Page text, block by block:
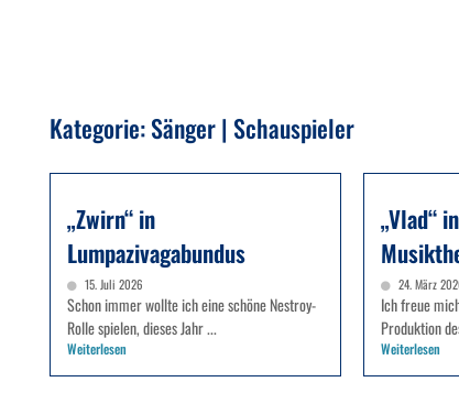
Kategorie: Sänger | Schauspieler
„Zwirn“ in
Lumpazivagabundus
15. Juli 2026
Schon immer wollte ich eine schöne Nestroy-
Rolle spielen, dieses Jahr ...
Weiterlesen
„Vlad“
24. März
Ich freue
Produktion
Weiterlesen